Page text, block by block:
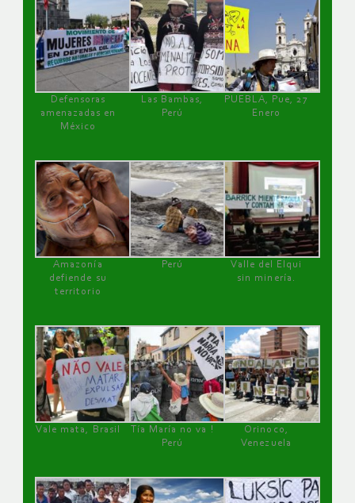
Defensoras
amenazadas en
México
Las Bambas,
Perú
PUEBLA, Pue, 27
Enero
Amazonía
defiende su
territorio
Perú
Valle del Elqui
sin minería.
Vale mata, Brasil
Tía María no va !
Perú
Orinoco,
Venezuela